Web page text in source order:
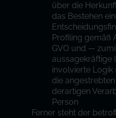
über die
das Bestehen
Profiling gemäß
GVO und —
aussagekräftige
involvierte Logik
die
derartigen
Person
Ferner steht der